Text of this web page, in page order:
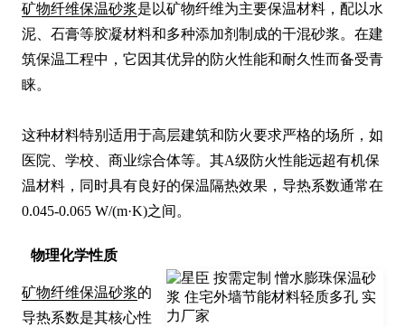
矿物纤维保温砂浆是以矿物纤维为主要保温材料，配以水
泥、石膏等胶凝材料和多种添加剂制成的干混砂浆。在建
筑保温工程中，它因其优异的防火性能和耐久性而备受青
睐。
这种材料特别适用于高层建筑和防火要求严格的场所，如
医院、学校、商业综合体等。其A级防火性能远超有机保
温材料，同时具有良好的保温隔热效果，导热系数通常在
0.045-0.065 W/(m·K)之间。
物理化学性质
矿物纤维保温砂浆的
导热系数是其核心性